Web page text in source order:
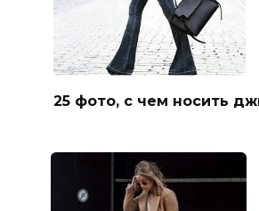
25 фото, с чем носить